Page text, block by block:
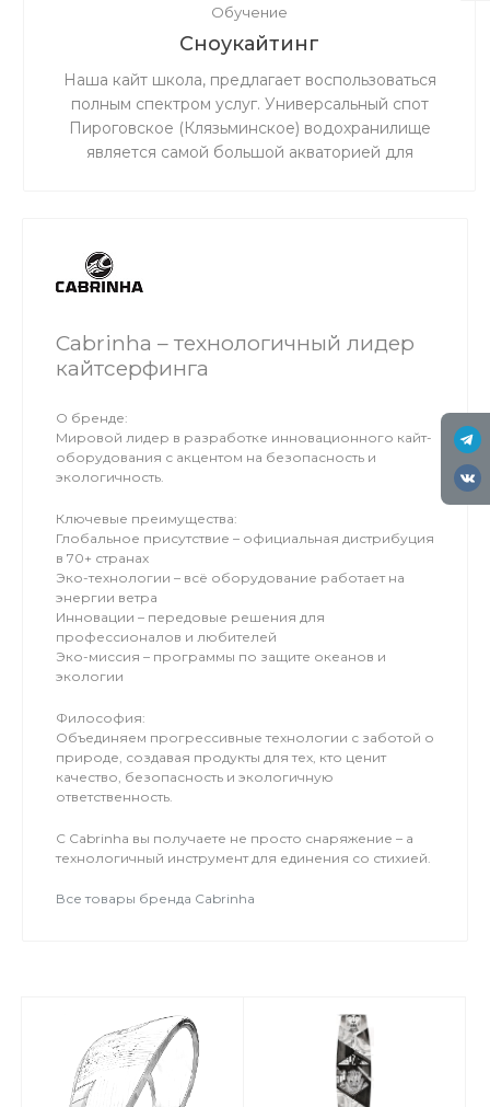
Обучение
Сноукайтинг
Наша кайт школа, предлагает воспользоваться
полным спектром услуг. Универсальный спот
Пироговское (Клязьминское) водохранилище
является самой большой акваторией для
мокро или нет снега, мы занимаемся на соседнем
Cabrinha – технологичный лидер
кайтсерфинга
О бренде:
Мировой лидер в разработке инновационного кайт-
оборудования с акцентом на безопасность и
экологичность.
Ключевые преимущества:
Глобальное присутствие – официальная дистрибуция
в 70+ странах
Эко-технологии – всё оборудование работает на
энергии ветра
Инновации – передовые решения для
профессионалов и любителей
Эко-миссия – программы по защите океанов и
экологии
Философия:
Объединяем прогрессивные технологии с заботой о
природе, создавая продукты для тех, кто ценит
качество, безопасность и экологичную
ответственность.
С Cabrinha вы получаете не просто снаряжение – а
технологичный инструмент для единения со стихией.
Все товары бренда Cabrinha